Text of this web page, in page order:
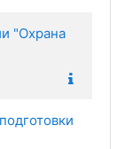
"Охрана